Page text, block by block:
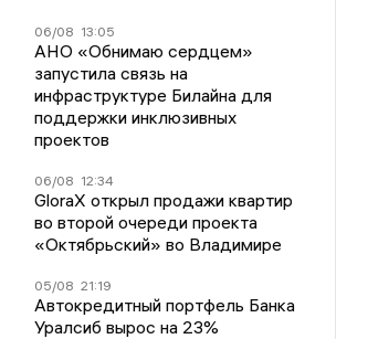
06/08 13:05
АНО «Обнимаю сердцем»
запустила связь на
инфраструктуре Билайна для
поддержки инклюзивных
проектов
06/08 12:34
GloraX открыл продажи квартир
во второй очереди проекта
«Октябрьский» во Владимире
05/08 21:19
Автокредитный портфель Банка
Уралсиб вырос на 23%